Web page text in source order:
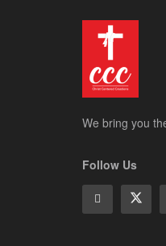
We bring you
Follow Us